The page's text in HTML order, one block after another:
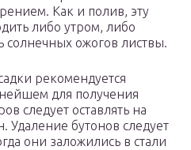
Как и полив, эту
либо утром, либо
солнечных ожогов листвы.
рекомендуется
для получения
следует оставлять на
Удаление бутонов следует
они заложились в стали